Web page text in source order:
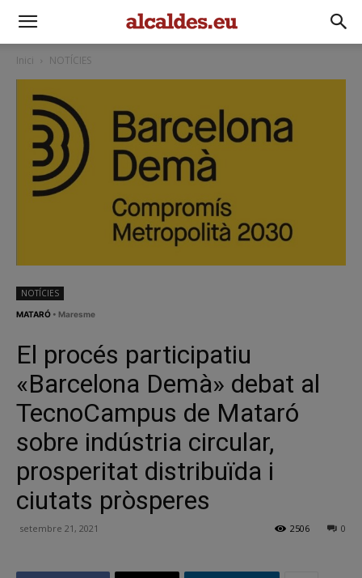
Inici NOTÍCIES
NOTÍCIES
MATARÓ • Maresme
El procés participatiu
«Barcelona Demà» debat al
TecnoCampus de Mataró
sobre indústria circular,
prosperitat distribuïda i
ciutats pròsperes
setembre 21, 2021 0
2506